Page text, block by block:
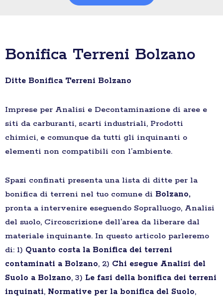
Bonifica Terreni Bolzano
Ditte Bonifica Terreni Bolzano
Imprese per Analisi e Decontaminazione di aree e
siti da carburanti, scarti industriali, Prodotti
chimici, e comunque da tutti gli inquinanti o
elementi non compatibili con l’ambiente.
Spazi confinati presenta una lista di ditte per la
bonifica di terreni nel tuo comune di Bolzano,
pronta a intervenire eseguendo Sopralluogo, Analisi
del suolo, Circoscrizione dell’area da liberare dal
materiale inquinante. In questo articolo parleremo
di: 1) Quanto costa la Bonifica dei terreni
contaminati a Bolzano, 2) Chi esegue Analisi del
Suolo a Bolzano, 3) Le fasi della bonifica dei terreni
inquinati, Normative per la bonifica del Suolo,